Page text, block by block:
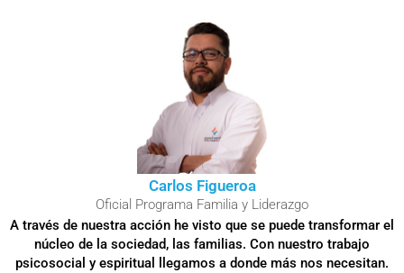
Carlos Figueroa
Oficial Programa Familia y Liderazgo
A través de nuestra acción he visto que se puede transformar el
núcleo de la sociedad, las familias. Con nuestro trabajo
psicosocial y espiritual llegamos a donde más nos necesitan.